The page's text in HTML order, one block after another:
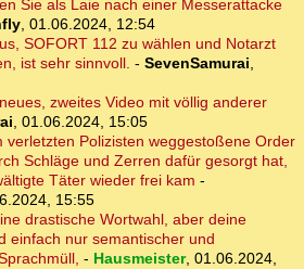
Sie als Laie nach einer Messerattacke
, 01.06.2024, 12:54
SOFORT 112 zu wählen und Notarzt
ist sehr sinnvoll. - SevenSamurai,
zweites Video mit völlig anderer
, 01.06.2024, 15:05
verletzten Polizisten weggestoßene Order
Schläge und Zerren dafür gesorgt hat,
Täter wieder frei kam -
15:55
drastische Wortwahl, aber deine
einfach nur semantischer und
- Hausmeister, 01.06.2024,